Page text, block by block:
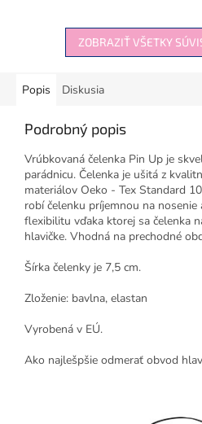
ZOBRAZIŤ VŠETKY
Popis Diskusia
Podrobný popis
Vrúbkovaná čelenka Pin Up je
parádnicu. Čelenka je ušitá z
materiálov Oeko - Tex Standard
robí čelenku príjemnou na nosenie
flexibilitu vďaka ktorej sa čelenka
hlavičke. Vhodná na prechodné
Šírka čelenky je 7,5 cm.
Zloženie: bavlna, elastan
Vyrobená v EÚ.
Ako najlešpšie odmerať obvod